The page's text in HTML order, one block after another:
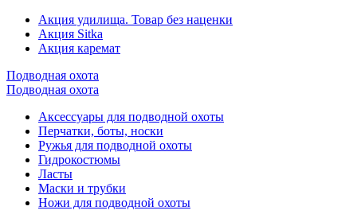
Акция удилища. Товар без наценки
Акция Sitka
Акция каремат
Подводная охота
Подводная охота
Аксессуары для подводной охоты
Перчатки, боты, носки
Ружья для подводной охоты
Гидрокостюмы
Ласты
Маски и трубки
Ножи для подводной охоты